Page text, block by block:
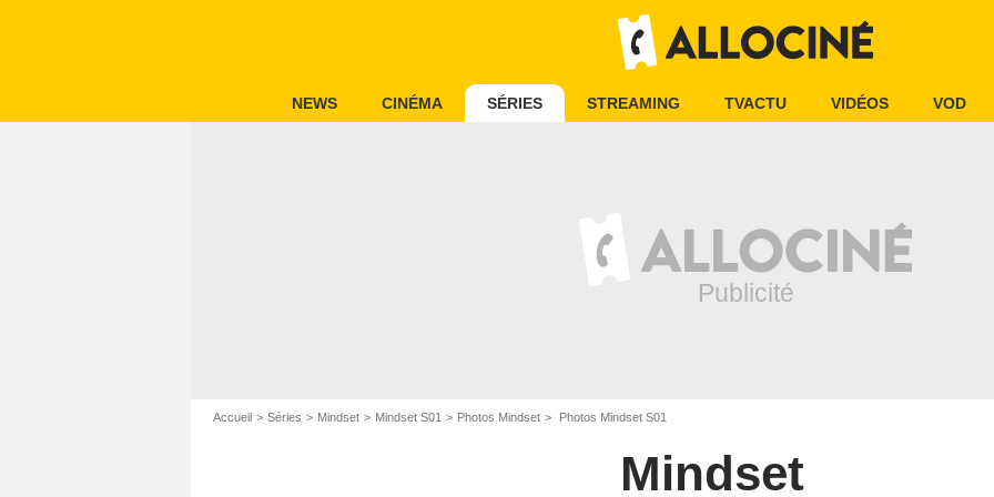
NEWS CINÉMA SÉRIES STREAMING TVACTU VIDÉOS VOD
Accueil Séries Mindset Mindset S01 Photos Mindset Photos Mindset S01
Mindset